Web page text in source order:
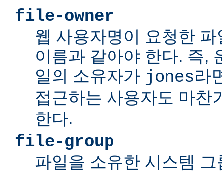
file-owner
웹 사용자명이 요청한
이름과 같아야 한다. 즉,
일의 소유자가 jones라
접근하는 사용자도 마찬
한다.
file-group
파일을 소유한 시스템 그